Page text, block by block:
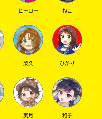
ら探す
ヒーロー ねこ
梨久 ひかり
実月 和子